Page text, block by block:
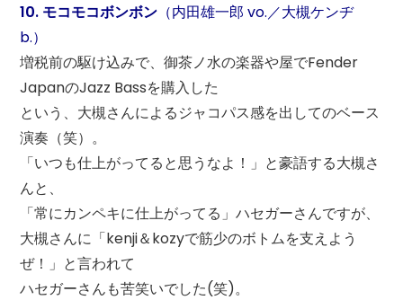
10. モコモコボンボン （内田雄一郎 vo.／大槻ケンヂ
b.）
増税前の駆け込みで、御茶ノ水の楽器や屋でFender
JapanのJazz Bassを購入した
という、大槻さんによるジャコパス感を出してのベース
演奏（笑）。
「いつも仕上がってると思うなよ！」と豪語する大槻さ
んと、
「常にカンペキに仕上がってる」ハセガーさんですが、
大槻さんに「kenji＆kozyで筋少のボトムを支えよう
ぜ！」と言われて
ハセガーさんも苦笑いでした(笑)。